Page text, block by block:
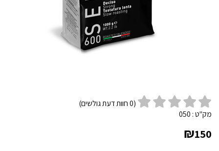
(
0חוות דעת גולשים)
מק"ט : 050
₪150